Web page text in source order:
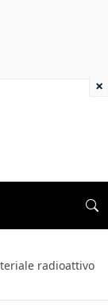
radioattivo
×